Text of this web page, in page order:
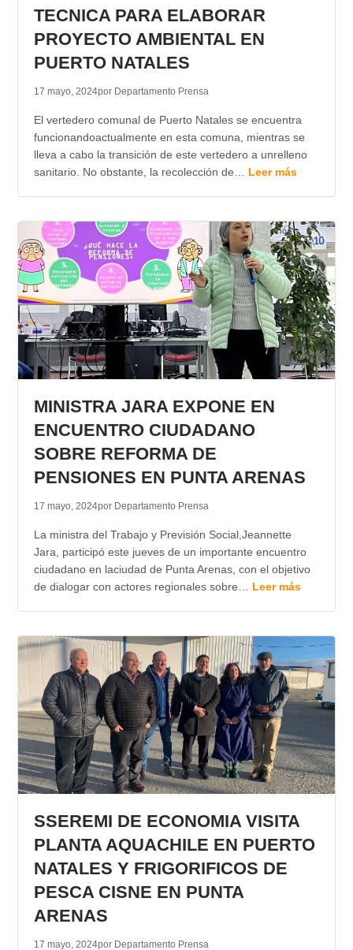
TECNICA PARA ELABORAR
PROYECTO AMBIENTAL EN
PUERTO NATALES
17 mayo, 2024por Departamento Prensa
El vertedero comunal de Puerto Natales se encuentra
funcionandoactualmente en esta comuna, mientras se
lleva a cabo la transición de este vertedero a unrelleno
sanitario. No obstante, la recolección de… Leer más
MINISTRA JARA EXPONE EN
ENCUENTRO CIUDADANO
SOBRE REFORMA DE
PENSIONES EN PUNTA ARENAS
17 mayo, 2024por Departamento Prensa
La ministra del Trabajo y Previsión Social,Jeannette
Jara, participó este jueves de un importante encuentro
ciudadano en laciudad de Punta Arenas, con el objetivo
de dialogar con actores regionales sobre… Leer más
SSEREMI DE ECONOMIA VISITA
PLANTA AQUACHILE EN PUERTO
NATALES Y FRIGORIFICOS DE
PESCA CISNE EN PUNTA
ARENAS
17 mayo, 2024por Departamento Prensa